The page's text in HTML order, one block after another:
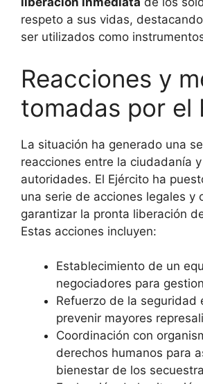
respeto a sus vidas,
ser utilizados como
Reacciones y
tomadas por el
La situación ha generado una
reacciones entre la ciudadanía
autoridades. El Ejército ha
una serie de acciones legales y
garantizar la pronta liberación
Estas acciones incluyen:
Establecimiento de un
negociadores para
Refuerzo de la seguridad
prevenir mayores
Coordinación con
derechos humanos para
bienestar de los